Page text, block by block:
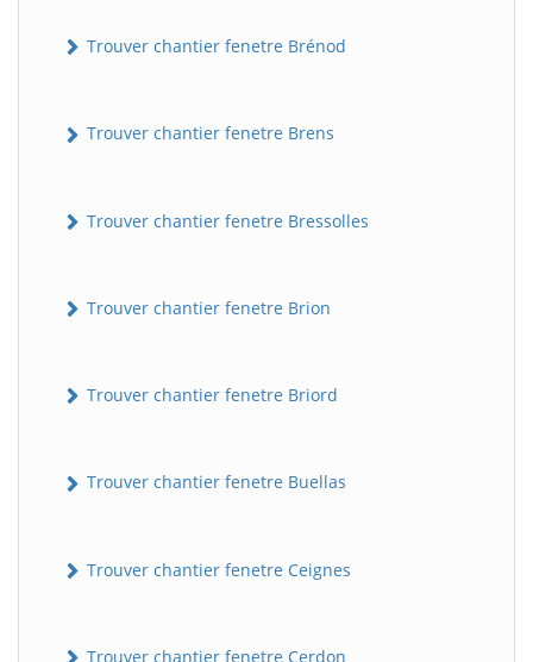
Trouver chantier fenetre Brénod
Trouver chantier fenetre Brens
Trouver chantier fenetre Bressolles
Trouver chantier fenetre Brion
Trouver chantier fenetre Briord
Trouver chantier fenetre Buellas
Trouver chantier fenetre Ceignes
Trouver chantier fenetre Cerdon